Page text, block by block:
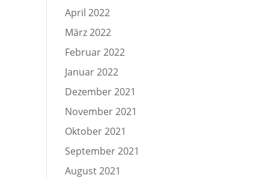
April 2022
März 2022
Februar 2022
Januar 2022
Dezember 2021
November 2021
Oktober 2021
September 2021
August 2021